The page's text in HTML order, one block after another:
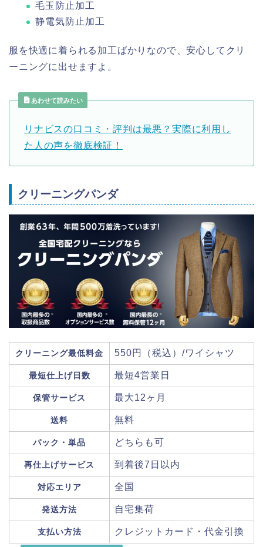
毛玉防止加工
静電気防止加工
服を快適に着られる加工ばかりなので、安心してクリ
ーニングに出せますよ。
あわせて読みたい
リナビスの口コミ・評判は最悪？実際に利用し
た人の声を徹底検証！
クリーニングパンダ
クリーニング最低料金 550円（税込）/ワイシャツ
最短仕上げ日数 最短4営業日
保管サービス 最大12ヶ月
送料 無料
パック・単品 どちらも可
再仕上げサービス 到着後7日以内
対応エリア 全国
発送方法 自宅集荷
支払い方法 クレジットカード・代金引換